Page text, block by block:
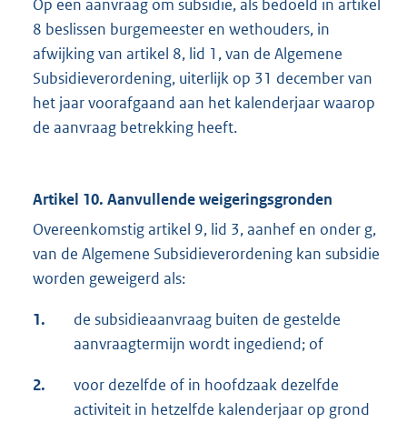
Op een aanvraag om subsidie, als bedoeld in artikel
8 beslissen burgemeester en wethouders, in
afwijking van artikel 8, lid 1, van de Algemene
Subsidieverordening, uiterlijk op 31 december van
het jaar voorafgaand aan het kalenderjaar waarop
de aanvraag betrekking heeft.
Artikel 10. Aanvullende weigeringsgronden
Overeenkomstig artikel 9, lid 3, aanhef en onder g,
van de Algemene Subsidieverordening kan subsidie
worden geweigerd als:
1.
de subsidieaanvraag buiten de gestelde
aanvraagtermijn wordt ingediend; of
2.
voor dezelfde of in hoofdzaak dezelfde
activiteit in hetzelfde kalenderjaar op grond